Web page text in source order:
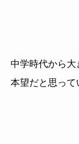
中学時代から大
本望だと思って